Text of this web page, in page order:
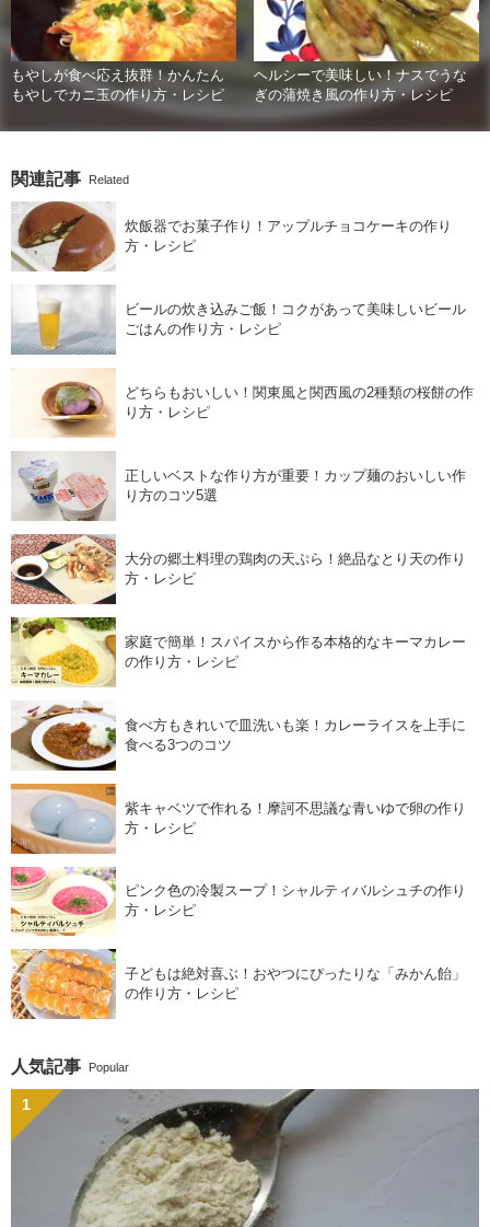
もやしが食べ応え抜群！かんたん
もやしでカニ玉の作り方・レシピ
ヘルシーで美味しい！ナスでうな
ぎの蒲焼き風の作り方・レシピ
関連記事 Related
炊飯器でお菓子作り！アップルチョコケーキの作り
方・レシピ
ビールの炊き込みご飯！コクがあって美味しいビール
ごはんの作り方・レシピ
どちらもおいしい！関東風と関西風の2種類の桜餅の作
り方・レシピ
正しいベストな作り方が重要！カップ麺のおいしい作
り方のコツ5選
大分の郷土料理の鶏肉の天ぷら！絶品なとり天の作り
方・レシピ
家庭で簡単！スパイスから作る本格的なキーマカレー
の作り方・レシピ
食べ方もきれいで皿洗いも楽！カレーライスを上手に
食べる3つのコツ
紫キャベツで作れる！摩訶不思議な青いゆで卵の作り
方・レシピ
ピンク色の冷製スープ！シャルティバルシュチの作り
方・レシピ
子どもは絶対喜ぶ！おやつにぴったりな「みかん飴」
の作り方・レシピ
人気記事 Popular